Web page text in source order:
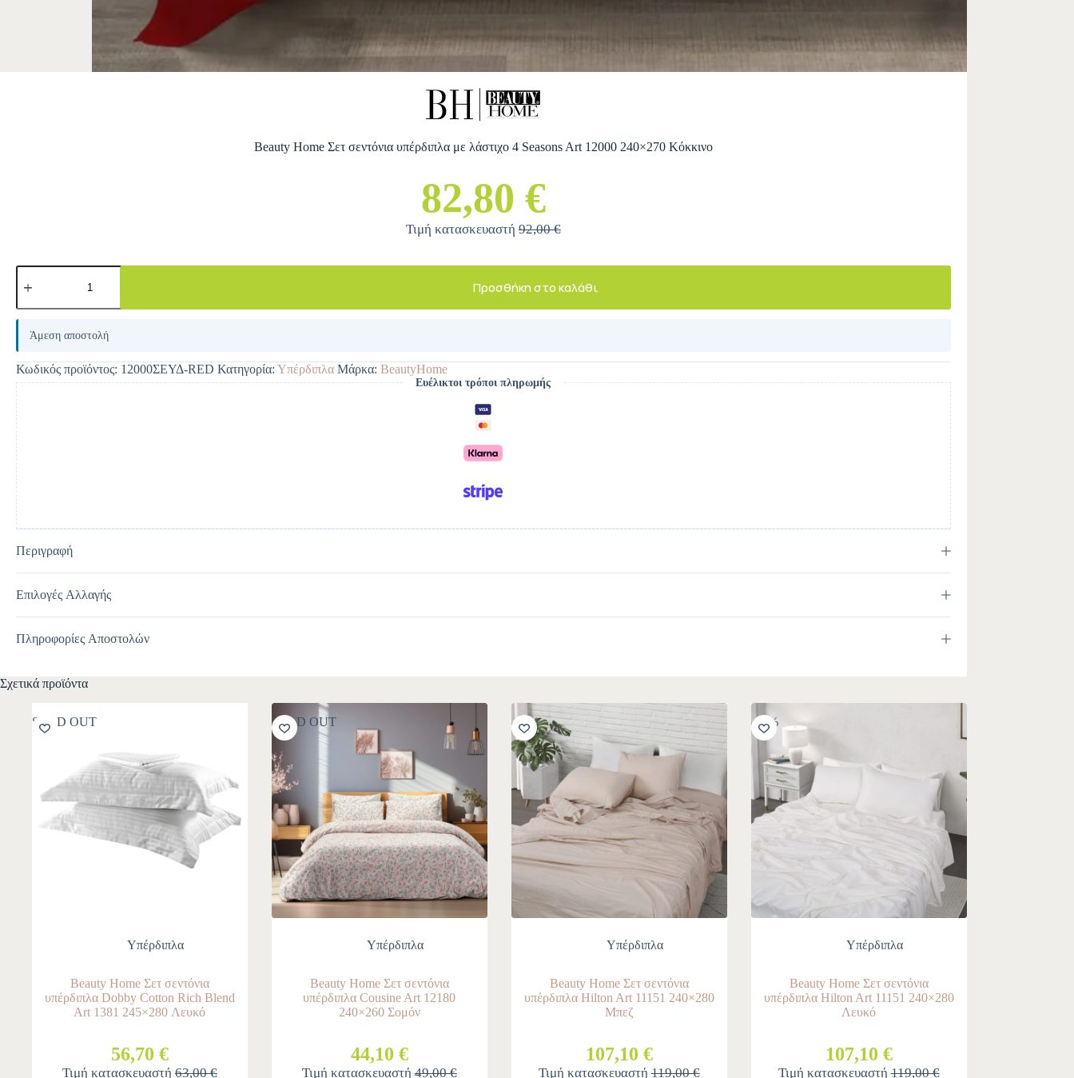
Beauty Home Σετ σεντόνια υπέρδιπλα με λάστιχο 4 Seasons Art 12000 240×270 Κόκκινο
82,80 €
Τιμή κατασκευαστή92,00 €
Προσθήκη στο καλάθι
A
e
r
n
a
t
i
v
e
:
Άμεση αποστολή
Κωδικός προϊόντος: 12000ΣΕΥΔ-RED Κατηγορία: Υπέρδιπλα Μάρκα: BeautyHome
Ευέλικτοι τρόποι πληρωμής
Περιγραφή
Επιλογές Αλλαγής
Πληροφορίες Αποστολών
Σχετικά προϊόντα
SOLD OUT
Υπέρδιπλα
Beauty Home Σετ σεντόνια
υπέρδιπλα Dobby Cotton Rich Blend
Art 1381 245×280 Λευκό
56,70 €
Τιμή κατασκευαστή 63,00 €
SOLD OUT
Υπέρδιπλα
Beauty Home Σετ σεντόνια
υπέρδιπλα Cousine Art 12180
240×260 Σομόν
44,10 €
Τιμή κατασκευαστή49,00 €
-10%
Υπέρδιπλα
Beauty Home Σετ σεντόνια
υπέρδιπλα Hilton Art 11151 240×280
Μπεζ
107,10 €
Τιμή κατασκευαστή119,00 €
-10%
Υπέρδιπλα
Beauty Home Σετ σεντόνια
υπέρδιπλα Hilton Art 11151 240×280
Λευκό
107,10 €
Τιμή κατασκευαστή119,00 €